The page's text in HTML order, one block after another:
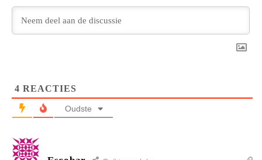
4 REACTIES
Oudste